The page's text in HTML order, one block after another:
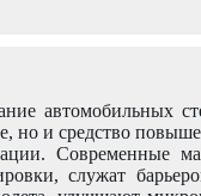
автомобильных
но и средство
Современные
служат